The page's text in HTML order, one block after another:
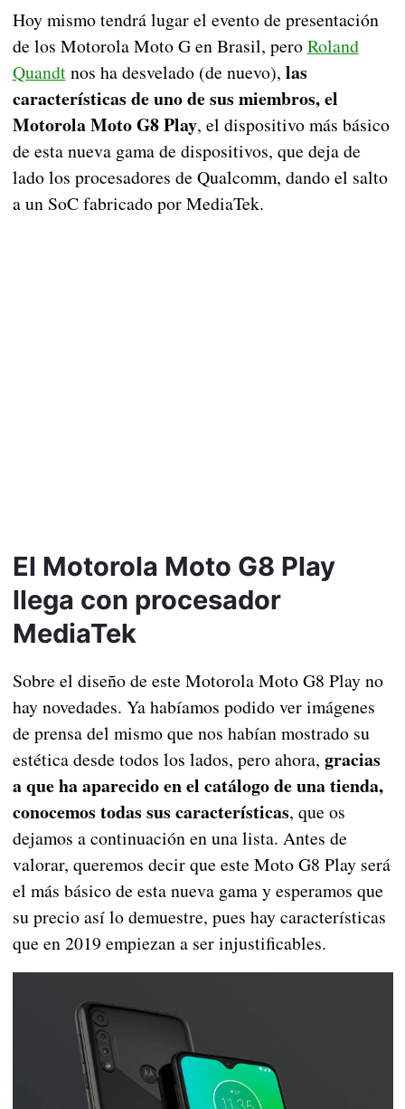
Hoy mismo tendrá lugar el evento de presentación
de los Motorola Moto G en Brasil, peroRoland
Quandtnos ha desvelado (de nuevo), las
características de uno de sus miembros, el
Motorola Moto G8 Play, el dispositivo más básico
de esta nueva gama de dispositivos, que deja de
lado los procesadores de Qualcomm, dando el salto
a un SoC fabricado por MediaTek.
El Motorola Moto G8 Play
llega con procesador
MediaTek
Sobre el diseño de este Motorola Moto G8 Play no
hay novedades. Ya habíamos podido ver imágenes
de prensa del mismo que nos habían mostrado su
estética desde todos los lados, pero ahora, gracias
a que ha aparecido en el catálogo de una tienda,
conocemos todas sus características, que os
dejamos a continuación en una lista. Antes de
valorar, queremos decir que este Moto G8 Play será
el más básico de esta nueva gama y esperamos que
su precio así lo demuestre, pues hay características
que en 2019 empiezan a ser injustificables.